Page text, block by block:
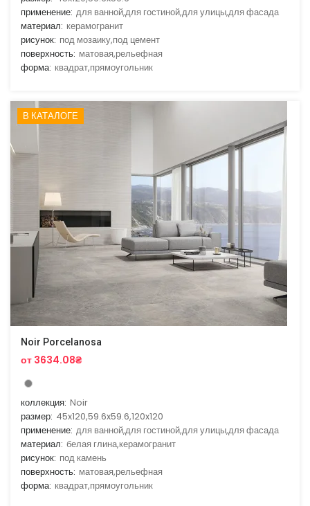
применение: для ванной,для гостиной,для улицы,для фасада
материал: керамогранит
рисунок: под мозаику,под цемент
поверхность: матовая,рельефная
форма: квадрат,прямоугольник
В КАТАЛОГЕ
Noir Porcelanosa
от 3634.08₴
коллекция: Noir
размер: 45x120,59.6x59.6,120x120
применение: для ванной,для гостиной,для улицы,для фасада
материал: белая глина,керамогранит
рисунок: под камень
поверхность: матовая,рельефная
форма: квадрат,прямоугольник